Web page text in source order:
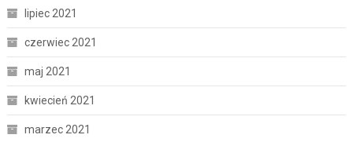
lipiec 2021
czerwiec 2021
maj 2021
kwiecień 2021
marzec 2021